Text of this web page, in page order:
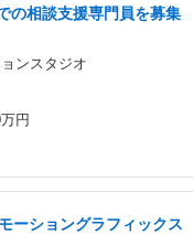
の相談支援専門員を募集
ンスタジオ
円
ーショングラフィックス